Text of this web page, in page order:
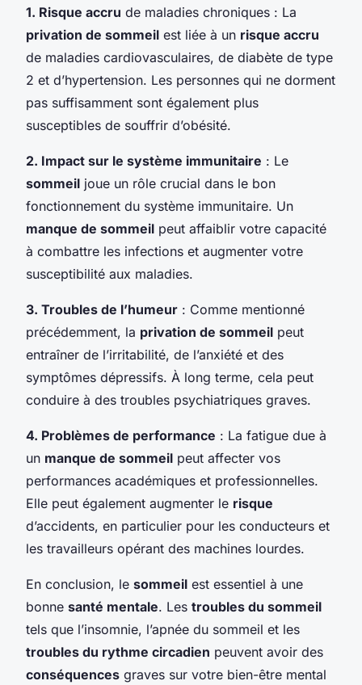
1. Risque accru de maladies chroniques : La
privation de sommeil est liée à un risque accru
de maladies cardiovasculaires, de diabète de type
2 et d’hypertension. Les personnes qui ne dorment
pas suffisamment sont également plus
susceptibles de souffrir d’obésité.
2. Impact sur le système immunitaire : Le
sommeil joue un rôle crucial dans le bon
fonctionnement du système immunitaire. Un
manque de sommeil peut affaiblir votre capacité
à combattre les infections et augmenter votre
susceptibilité aux maladies.
3. Troubles de l’humeur : Comme mentionné
précédemment, la privation de sommeil peut
entraîner de l’irritabilité, de l’anxiété et des
symptômes dépressifs. À long terme, cela peut
conduire à des troubles psychiatriques graves.
4. Problèmes de performance : La fatigue due à
un manque de sommeil peut affecter vos
performances académiques et professionnelles.
Elle peut également augmenter le risque
d’accidents, en particulier pour les conducteurs et
les travailleurs opérant des machines lourdes.
En conclusion, le sommeil est essentiel à une
bonne santé mentale. Les troubles du sommeil
tels que l’insomnie, l’apnée du sommeil et les
troubles du rythme circadien peuvent avoir des
conséquences graves sur votre bien-être mental